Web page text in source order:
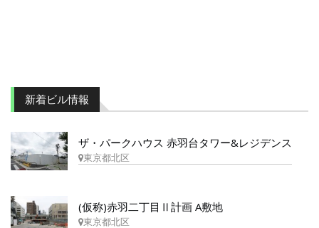
新着ビル情報
ザ・パークハウス 赤羽台タワー&レジデンス
東京都北区
(仮称)赤羽二丁目Ⅱ計画 A敷地
東京都北区